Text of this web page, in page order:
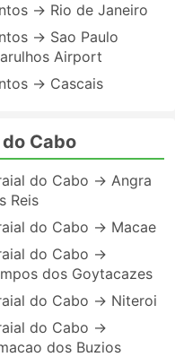
→ Rio de Janeiro
→ Sao Paulo
Airport
→ Cascais
Cabo
do Cabo → Angra
Reis
do Cabo → Macae
do Cabo →
dos Goytacazes
do Cabo → Niteroi
do Cabo →
dos Buzios